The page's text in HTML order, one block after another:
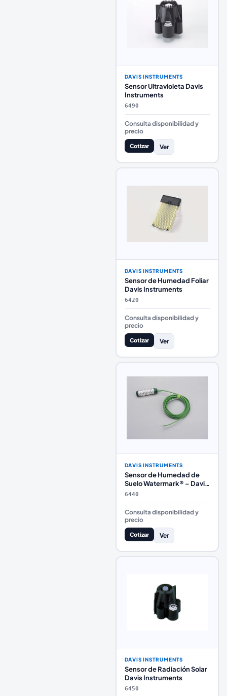
DAVIS INSTRUMENTS
Sensor Ultravioleta Davis
Instruments
6490
Consulta disponibilidad y
precio
Cotizar Ver
DAVIS INSTRUMENTS
Sensor de Humedad Foliar
Davis Instruments
6420
Consulta disponibilidad y
precio
Cotizar Ver
DAVIS INSTRUMENTS
Sensor de Humedad de
Suelo Watermark® – Davis
Instruments 6440
6440
Consulta disponibilidad y
precio
Cotizar Ver
DAVIS INSTRUMENTS
Sensor de Radiación Solar
Davis Instruments
6450